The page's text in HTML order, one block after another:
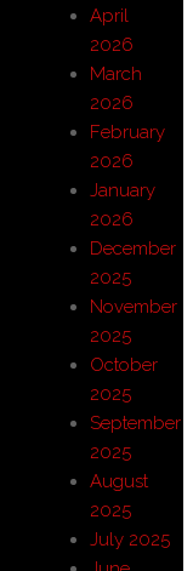
April
2026
March
2026
February
2026
January
2026
December
2025
November
2025
October
2025
September
2025
August
2025
July 2025